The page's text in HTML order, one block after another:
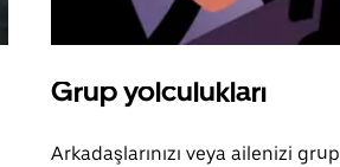
Grup yolculukları
Arkadaşlarınızı veya ailenizi grup